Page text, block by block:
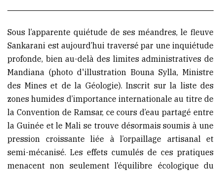
(Conakry)
Sous l’apparente quiétude de ses méandres, le fleuve
Sankarani est aujourd’hui traversé par une inquiétude
profonde, bien au-delà des limites administratives de
Mandiana (photo d'illustration Bouna Sylla, Ministre
des Mines et de la Géologie). Inscrit sur la liste des
zones humides d’importance internationale au titre de
la Convention de Ramsar, ce cours d’eau partagé entre
la Guinée et le Mali se trouve désormais soumis à une
pression croissante liée à l’orpaillage artisanal et
semi-mécanisé. Les effets cumulés de ces pratiques
menacent non seulement l’équilibre écologique du